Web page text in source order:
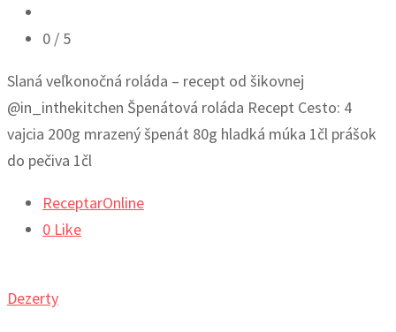
0 / 5
Slaná veľkonočná roláda – recept od šikovnej
@in_inthekitchen Špenátová roláda Recept Cesto: 4
vajcia 200g mrazený špenát 80g hladká múka 1čl prášok
do pečiva 1čl
ReceptarOnline
0 Like
Dezerty